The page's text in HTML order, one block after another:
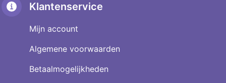
Klantenservice
Mijn account
Algemene voorwaarden
Betaalmogelijkheden